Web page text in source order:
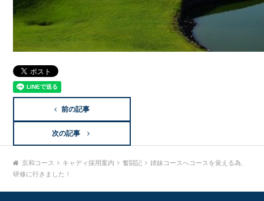
前の記事
次の記事
京和コース キャディ採用案内 奮闘記
姉妹コースへコースを覚える為、
研修に行きました！